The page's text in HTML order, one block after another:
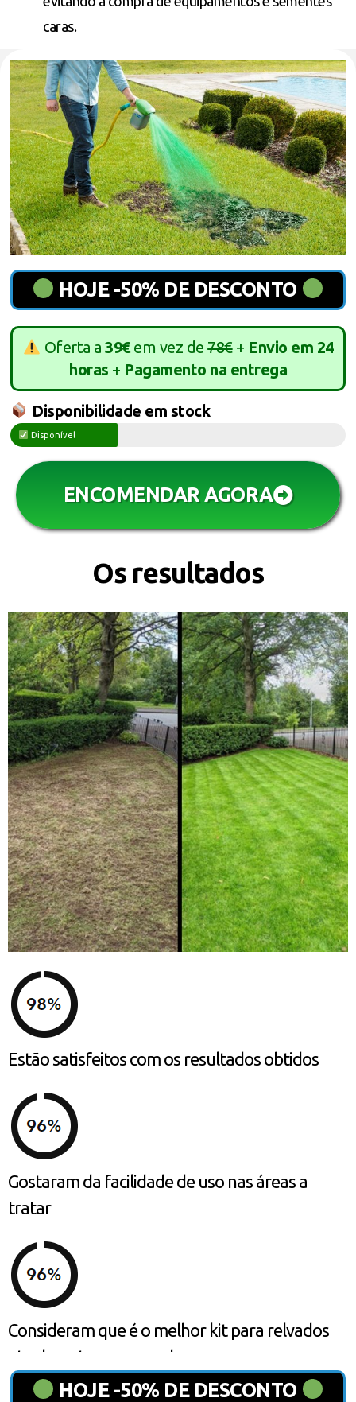
caras.
HOJE -50% DE DESCONTO
Oferta a39€em vez de78€+ Envio em 24
horas + Pagamento na entrega
Disponibilidade em stock
Disponível
ENCOMENDAR AGORA
Os resultados
Estão satisfeitos com os resultados obtidos
Gostaram da facilidade de uso nas áreas a
tratar
Consideram que é o melhor kit para relvados
atualmente no mercado
HOJE -50% DE DESCONTO